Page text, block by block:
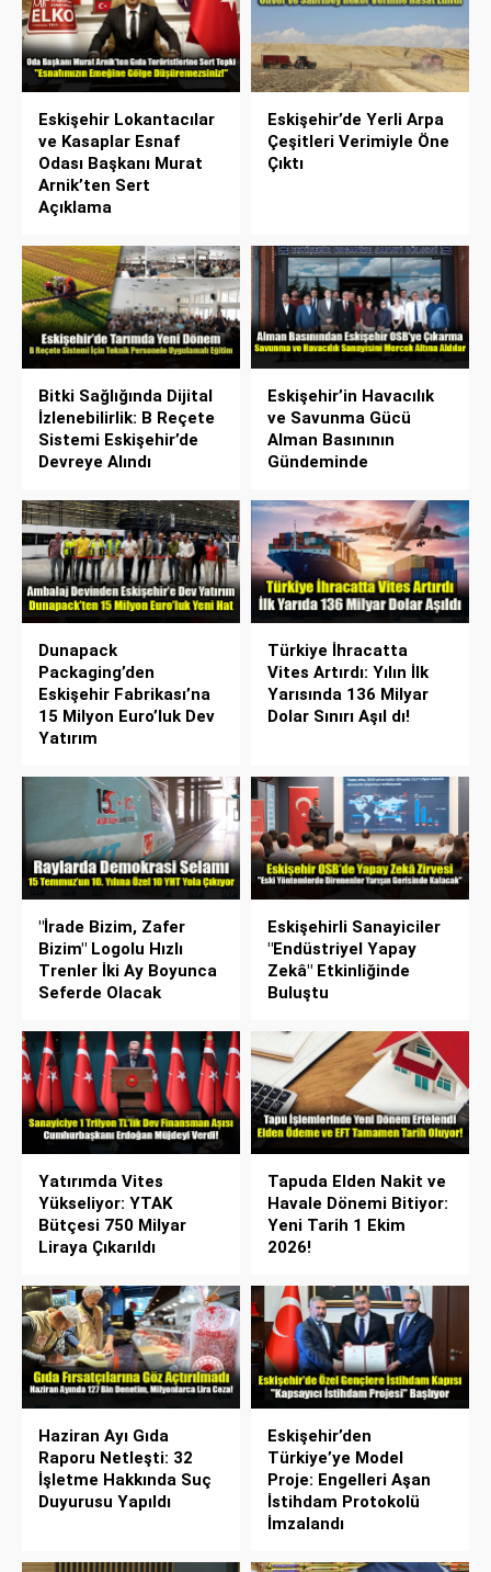
Eskişehir Lokantacılar
ve Kasaplar Esnaf
Odası Başkanı Murat
Arnik’ten Sert
Açıklama
Eskişehir’de Yerli Arpa
Çeşitleri Verimiyle Öne
Çıktı
Bitki Sağlığında Dijital
İzlenebilirlik: B Reçete
Sistemi Eskişehir’de
Devreye Alındı
Eskişehir’in Havacılık
ve Savunma Gücü
Alman Basınının
Gündeminde
Dunapack
Packaging’den
Eskişehir Fabrikası’na
15 Milyon Euro’luk Dev
Yatırım
Türkiye İhracatta
Vites Artırdı: Yılın İlk
Yarısında 136 Milyar
Dolar Sınırı Aşıl dı!
"İrade Bizim, Zafer
Bizim" Logolu Hızlı
Trenler İki Ay Boyunca
Seferde Olacak
Eskişehirli Sanayiciler
"Endüstriyel Yapay
Zekâ" Etkinliğinde
Buluştu
Yatırımda Vites
Yükseliyor: YTAK
Bütçesi 750 Milyar
Liraya Çıkarıldı
Tapuda Elden Nakit ve
Havale Dönemi Bitiyor:
Yeni Tarih 1 Ekim
2026!
Haziran Ayı Gıda
Raporu Netleşti: 32
İşletme Hakkında Suç
Duyurusu Yapıldı
Eskişehir’den
Türkiye’ye Model
Proje: Engelleri Aşan
İstihdam Protokolü
İmzalandı